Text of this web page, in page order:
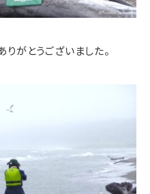
がとうございました。